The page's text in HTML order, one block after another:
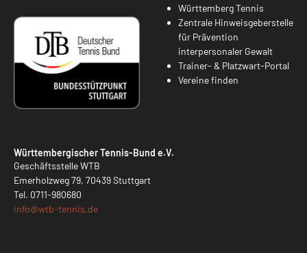
Württemberg Tennis
Zentrale Hinweisgeberstelle
für Prävention
interpersonaler Gewalt
Trainer- & Platzwart-Portal
Vereine finden
Württembergischer Tennis-Bund e.V.
Geschäftsstelle WTB
Emerholzweg 79, 70439 Stuttgart
Tel. 0711-980680
info@wtb-tennis.de